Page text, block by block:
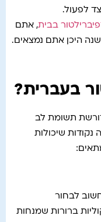
לפעול.
בבית, אתם
היכן אתם נמצאים.
בעברית?
תשומת לב
שיכולות
לבחור
ברורות שמנחות